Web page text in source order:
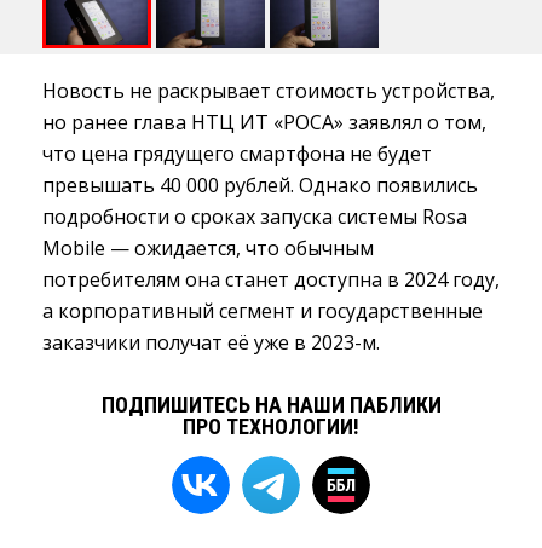
Новость не раскрывает стоимость устройства,
но ранее глава НТЦ ИТ «РОСА» заявлял о том,
что цена грядущего смартфона не будет
превышать 40 000 рублей. Однако появились
подробности о сроках запуска системы Rosa
Mobile — ожидается, что обычным
потребителям она станет доступна в 2024 году,
а корпоративный сегмент и государственные
заказчики получат её уже в 2023-м.
ПОДПИШИТЕСЬ НА НАШИ ПАБЛИКИ
ПРО ТЕХНОЛОГИИ!